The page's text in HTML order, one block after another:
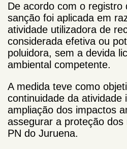
De acordo com o registro
sanção foi aplicada em
atividade utilizadora de
considerada efetiva ou
poluidora, sem a devida
ambiental competente.
A medida teve como
continuidade da atividade
ampliação dos impactos
assegurar a proteção
PN do Juruena.